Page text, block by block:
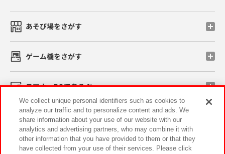
あそび場をさがす
ゲーム機をさがす
スマホ・PCであそぶ
イベント・キャンペーン
We collect unique personal identifiers such as cookies to
analyze our traffic and to personalize content and ads. We
share information about your use of our website with our
analytics and advertising partners, who may combine it with
other information that you have provided to them or that they
have collected from your use of their services. Please click